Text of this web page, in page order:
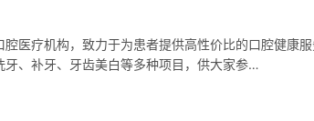
医疗机构，致力于为患者提供高性价比的口腔健康
牙、补牙、牙齿美白等多种项目，供大家参…